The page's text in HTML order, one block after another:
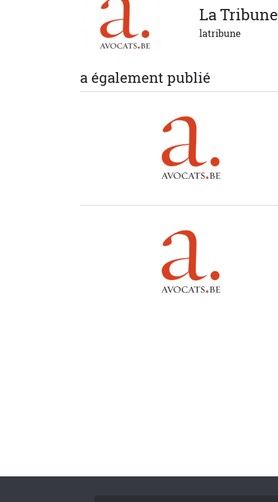
LaTribune
latribune
a également publié